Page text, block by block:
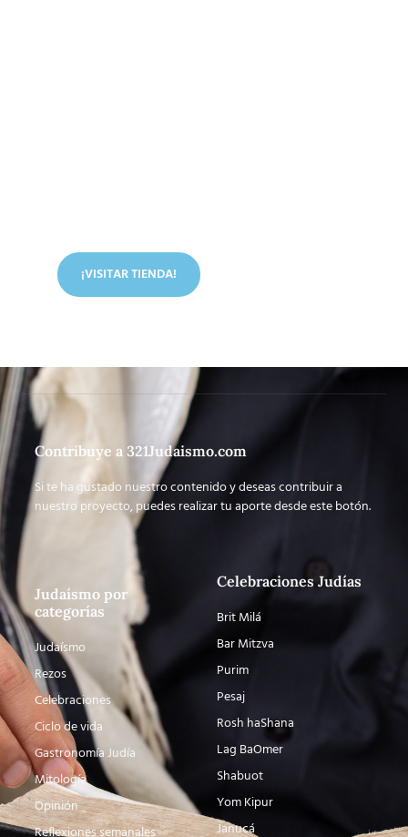
¡VISITAR TIENDA!
Contribuye a 321Judaismo.com
Si te ha gustado nuestro contenido y deseas contribuir a
nuestro proyecto, puedes realizar tu aporte desde este botón.
Judaísmo por
categorías
Judaísmo
Rezos
Celebraciones
Ciclo de vida
Gastronomía Judía
Mitología
Opinión
Celebraciones Judías
Brit Milá
Bar Mitzva
Purim
Pesaj
Rosh haShana
Lag BaOmer
Shabuot
Yom Kipur
Janucá